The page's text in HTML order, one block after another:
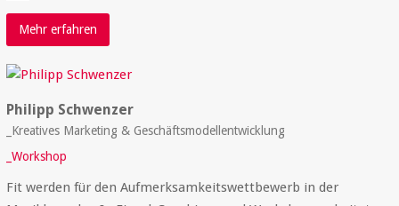
Mehr erfahren
Philipp Schwenzer
_Kreatives Marketing & Geschäftsmodellentwicklung
_Workshop
Fit werden für den Aufmerksamkeitswettbewerb in der